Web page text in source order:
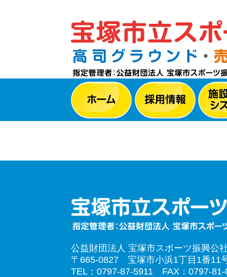
公益財団法人 宝塚市スポーツ振興公
〒665-0827 宝塚市小浜1丁目1番11
TEL：0797-87-5911 FAX：0797-81-